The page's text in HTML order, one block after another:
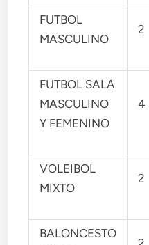
FUTBOL
MASCULINO
2
FUTBOL SALA
MASCULINO
Y FEMENINO
4
VOLEIBOL
MIXTO
2
BALONCESTO